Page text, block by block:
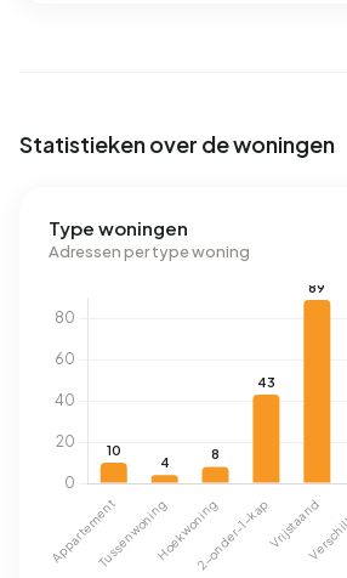
Statistieken over de woningen
Type woningen
Adressen per type woning